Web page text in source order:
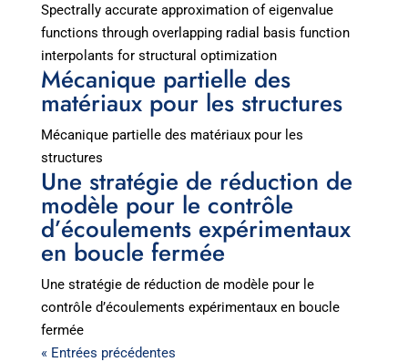
Spectrally accurate approximation of eigenvalue
functions through overlapping radial basis function
interpolants for structural optimization
Mécanique partielle des
matériaux pour les structures
Mécanique partielle des matériaux pour les
structures
Une stratégie de réduction de
modèle pour le contrôle
d’écoulements expérimentaux
en boucle fermée
Une stratégie de réduction de modèle pour le
contrôle d’écoulements expérimentaux en boucle
fermée
« Entrées précédentes